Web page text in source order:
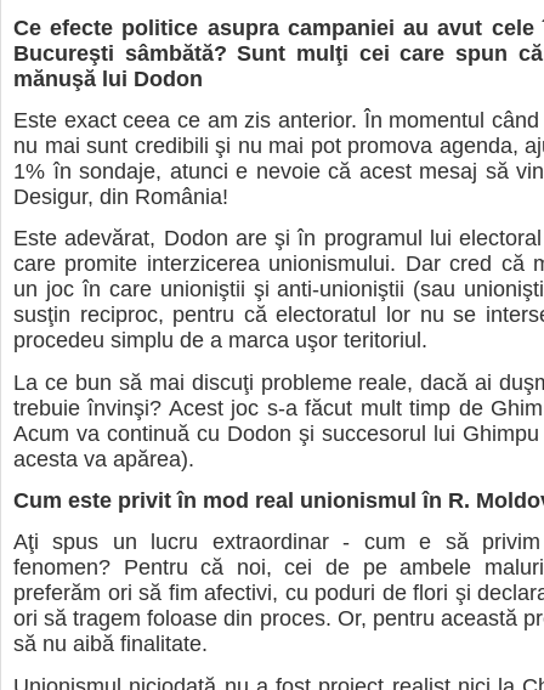
Ce efecte politice asupra campaniei au avut cele
Bucureşti sâmbătă? Sunt mulţi cei care spun
mănuşă lui Dodon
Este exact ceea ce am zis anterior. În momentul
nu mai sunt credibili şi nu mai pot promova agenda,
1% în sondaje, atunci e nevoie că acest mesaj să
Desigur, din România!
Este adevărat, Dodon are şi în programul lui
care promite interzicerea unionismului. Dar cred că
un joc în care unioniştii şi anti-unioniştii (sau
susţin reciproc, pentru că electoratul lor nu se
procedeu simplu de a marca uşor teritoriul.
La ce bun să mai discuţi probleme reale, dacă ai
trebuie învinşi? Acest joc s-a făcut mult timp de
Acum va continuă cu Dodon şi succesorul lui
acesta va apărea).
Cum este privit în mod real unionismul în R.
Aţi spus un lucru extraordinar - cum e să
fenomen? Pentru că noi, cei de pe ambele
preferăm ori să fim afectivi, cu poduri de flori şi
ori să tragem foloase din proces. Or, pentru această
să nu aibă finalitate.